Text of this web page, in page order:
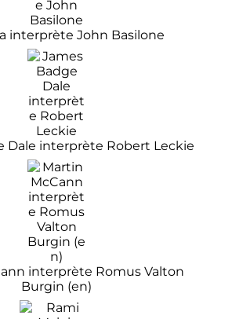
interprète John Basilone
Dale interprète Robert Leckie
interprète Romus Valton
Burgin (en)